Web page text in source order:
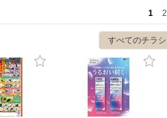
1 2
すべてのチラシ